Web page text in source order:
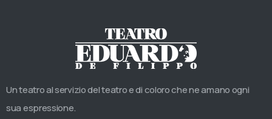
Un teatro al servizio del teatro e di coloro che ne amano ogni
sua espressione.